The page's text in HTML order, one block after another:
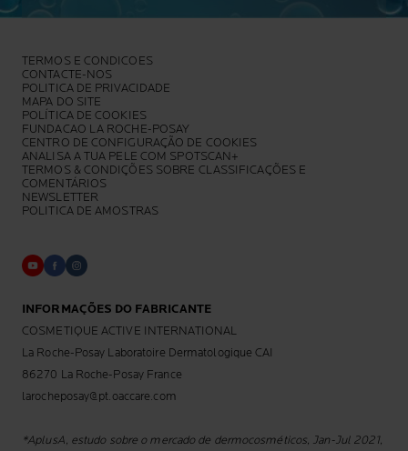
TERMOS E CONDICOES
CONTACTE-NOS
POLITICA DE PRIVACIDADE
MAPA DO SITE
POLÍTICA DE COOKIES
FUNDACAO LA ROCHE-POSAY
CENTRO DE CONFIGURAÇÃO DE COOKIES
ANALISA A TUA PELE COM SPOTSCAN+
TERMOS & CONDIÇÕES SOBRE CLASSIFICAÇÕES E
COMENTÁRIOS
NEWSLETTER
POLITICA DE AMOSTRAS
INFORMAÇÕES DO FABRICANTE
COSMETIQUE ACTIVE INTERNATIONAL
La Roche-Posay Laboratoire Dermatologique CAI
86270 La Roche-Posay France
larocheposay@pt.oaccare.com
*AplusA, estudo sobre o mercado de dermocosméticos, Jan-Jul 2021,